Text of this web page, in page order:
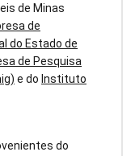
de Minas
de
do Estado de
de Pesquisa
e do Instituto
do